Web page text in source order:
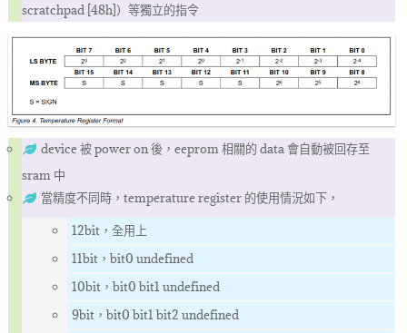
scratchpad [48h]）等獨立的指令
device 被 power on 後，eeprom 相關的 data 會自動被回存至
sram 中
當精度不同時，temperature register 的使用情況如下，
12bit，全用上
11bit，bit0 undefined
10bit，bit0 bit1 undefined
9bit，bit0 bit1 bit2 undefined